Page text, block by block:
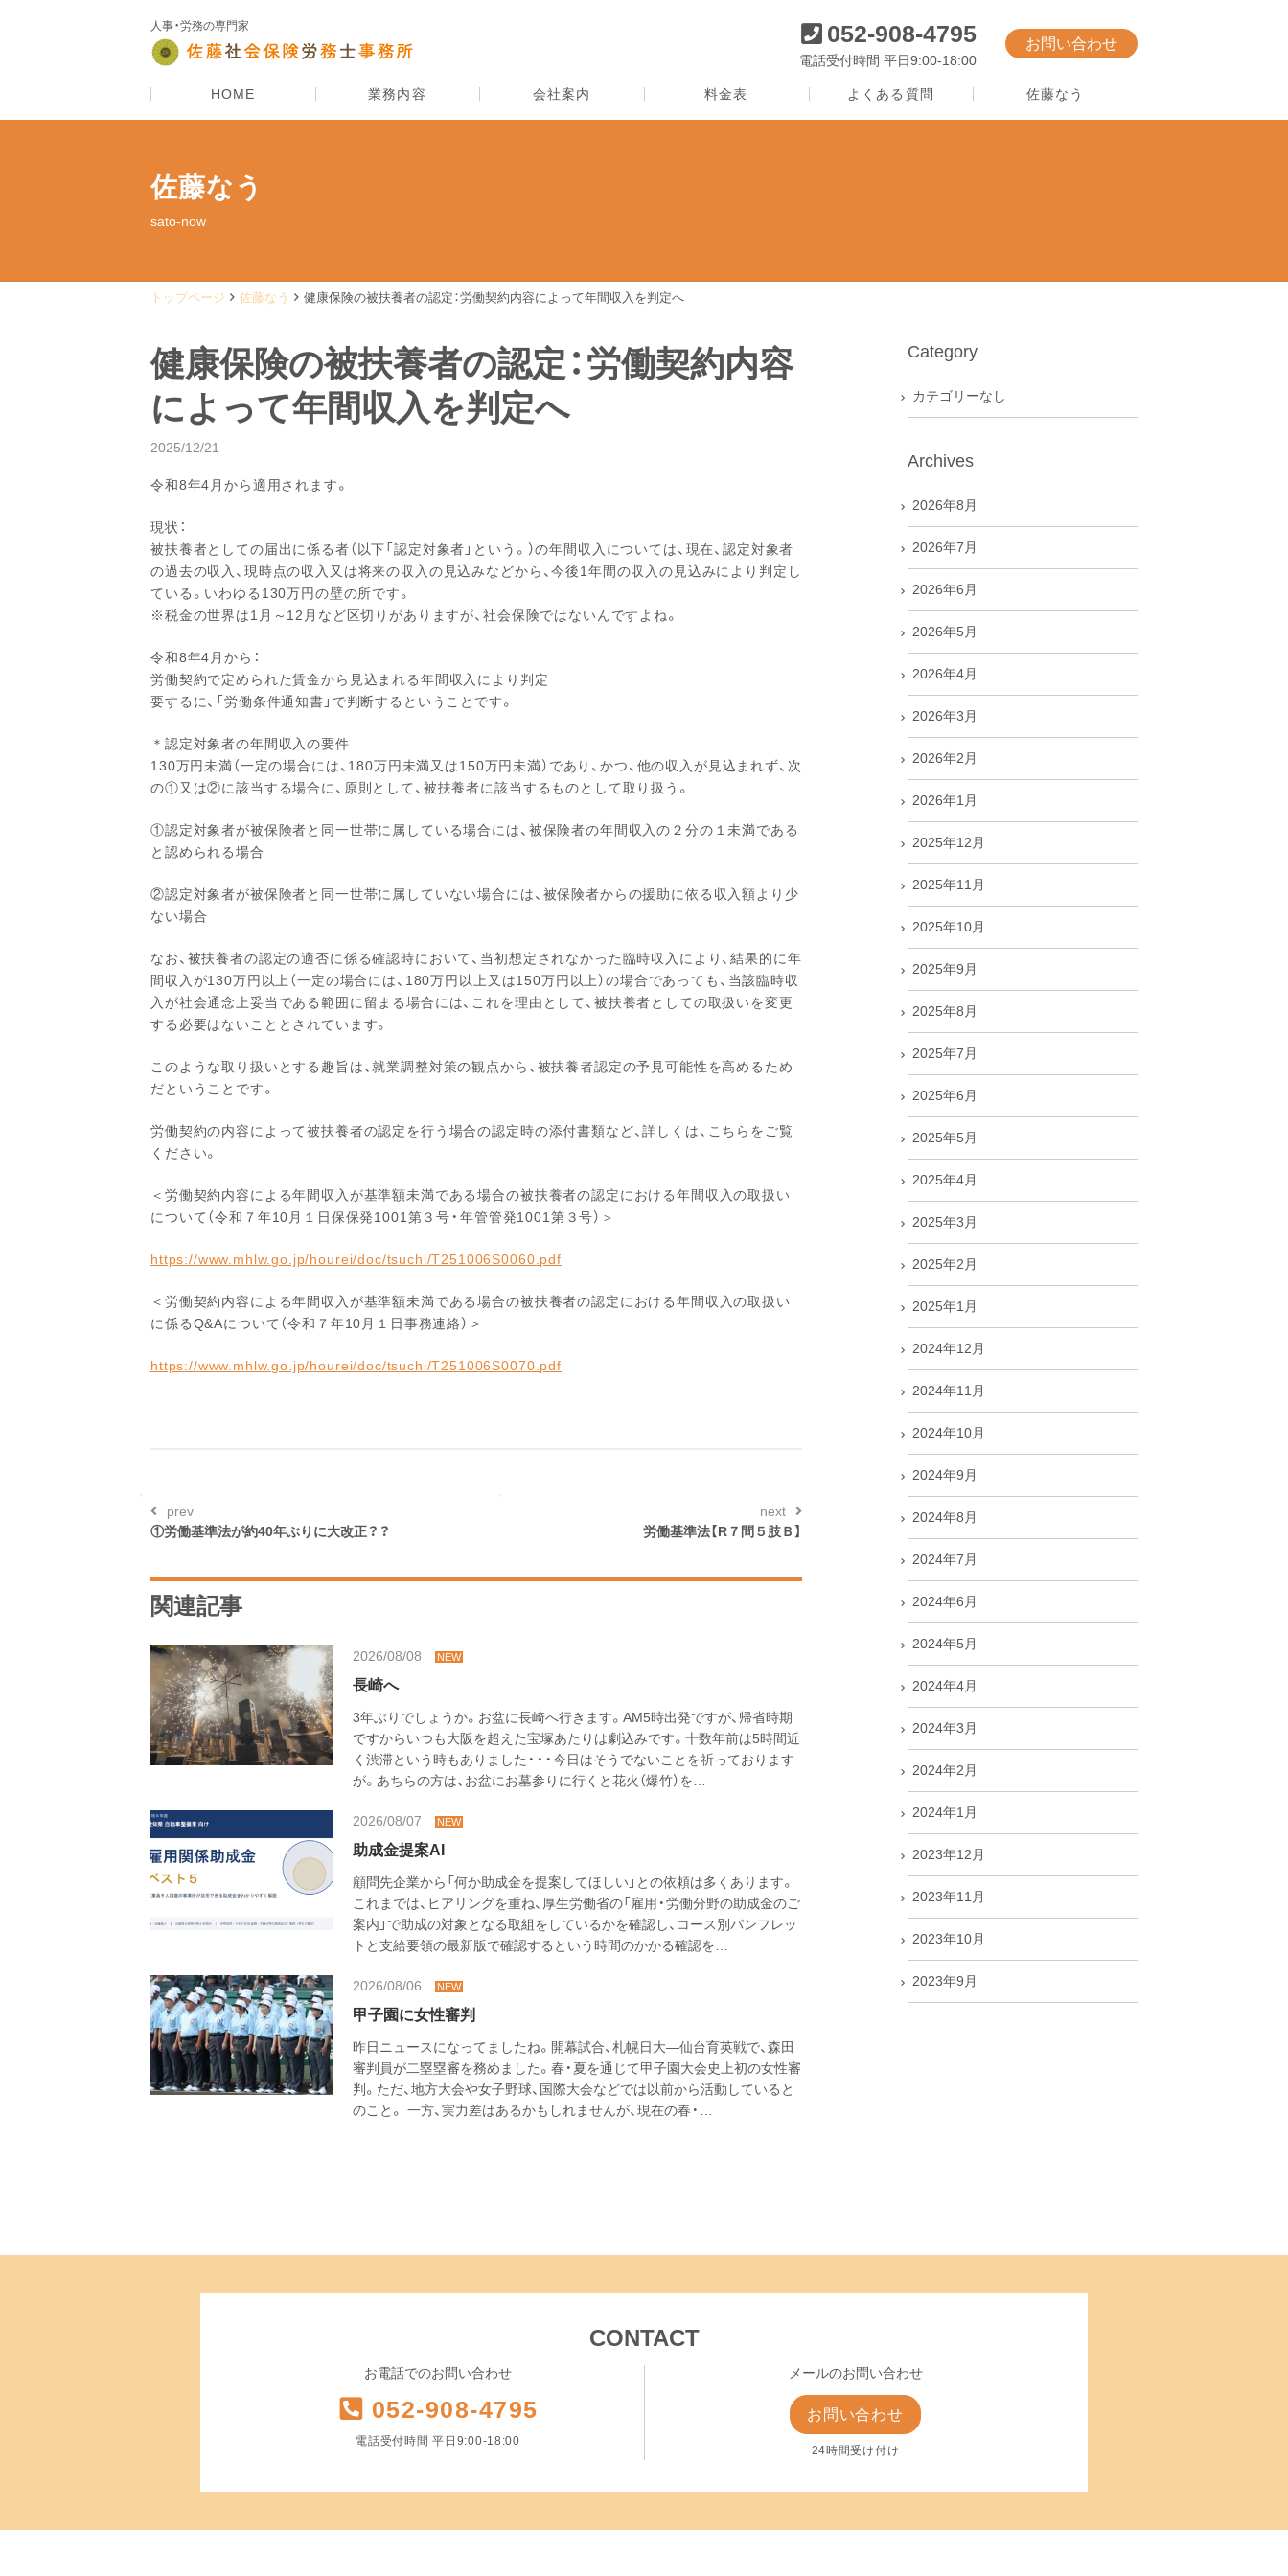
人事・労務の専門家
HOME 業務内容 会社案内 料金表 よくある質問 佐藤なう
052-908-4795
電話受付時間 平日9:00-18:00
お問い合わせ
佐藤なう
sato-now
トップページ 佐藤なう 健康保険の被扶養者の認定：労働契約内容によって年間収入を判定へ
健康保険の被扶養者の認定：労働契約内容
によって年間収入を判定へ
2025/12/21
令和8年4月から適用されます。
現状：
被扶養者としての届出に係る者（以下「認定対象者」という。）の年間収入については、現在、認定対象者
の過去の収入、現時点の収入又は将来の収入の見込みなどから、今後1年間の収入の見込みにより判定し
ている。いわゆる130万円の壁の所です。
※税金の世界は1月～12月など区切りがありますが、社会保険ではないんですよね。
令和8年4月から：
労働契約で定められた賃金から見込まれる年間収入により判定
要するに、「労働条件通知書」で判断するということです。
＊認定対象者の年間収入の要件
130万円未満（一定の場合には、180万円未満又は150万円未満）であり、かつ、他の収入が見込まれず、次
の①又は②に該当する場合に、原則として、被扶養者に該当するものとして取り扱う。
①認定対象者が被保険者と同一世帯に属している場合には、被保険者の年間収入の２分の１未満である
と認められる場合
②認定対象者が被保険者と同一世帯に属していない場合には、被保険者からの援助に依る収入額より少
ない場合
なお、被扶養者の認定の適否に係る確認時において、当初想定されなかった臨時収入により、結果的に年
間収入が130万円以上（一定の場合には、180万円以上又は150万円以上）の場合であっても、当該臨時収
入が社会通念上妥当である範囲に留まる場合には、これを理由として、被扶養者としての取扱いを変更
する必要はないこととされています。
このような取り扱いとする趣旨は、就業調整対策の観点から、被扶養者認定の予見可能性を高めるため
だということです。
労働契約の内容によって被扶養者の認定を行う場合の認定時の添付書類など、詳しくは、こちらをご覧
ください。
＜労働契約内容による年間収入が基準額未満である場合の被扶養者の認定における年間収入の取扱い
について（令和７年10月１日保保発1001第３号・年管管発1001第３号）＞
https://www.mhlw.go.jp/hourei/doc/tsuchi/T251006S0060.pdf
＜労働契約内容による年間収入が基準額未満である場合の被扶養者の認定における年間収入の取扱い
に係るQ&Aについて（令和７年10月１日事務連絡）＞
https://www.mhlw.go.jp/hourei/doc/tsuchi/T251006S0070.pdf
prev
①労働基準法が約40年ぶりに大改正？？
next
労働基準法【R７問５肢Ｂ】
関連記事
2026/08/08
長崎へ
3年ぶりでしょうか。お盆に長崎へ行きます。AM5時出発ですが、帰省時期
ですからいつも大阪を超えた宝塚あたりは劇込みです。十数年前は5時間近
く渋滞という時もありました・・・今日はそうでないことを祈っております
が。あちらの方は、お盆にお墓参りに行くと花火（爆竹）を…
2026/08/07
助成金提案AI
顧問先企業から「何か助成金を提案してほしい」との依頼は多くあります。
これまでは、ヒアリングを重ね、厚生労働省の「雇用・労働分野の助成金のご
案内」で助成の対象となる取組をしているかを確認し、コース別パンフレッ
トと支給要領の最新版で確認するという時間のかかる確認を…
2026/08/06
甲子園に女性審判
昨日ニュースになってましたね。開幕試合、札幌日大―仙台育英戦で、森田
審判員が二塁塁審を務めました。春・夏を通じて甲子園大会史上初の女性審
判。ただ、地方大会や女子野球、国際大会などでは以前から活動していると
のこと。 一方、実力差はあるかもしれませんが、現在の春・…
Category
カテゴリーなし
Archives
2026年8月
2026年7月
2026年6月
2026年5月
2026年4月
2026年3月
2026年2月
2026年1月
2025年12月
2025年11月
2025年10月
2025年9月
2025年8月
2025年7月
2025年6月
2025年5月
2025年4月
2025年3月
2025年2月
2025年1月
2024年12月
2024年11月
2024年10月
2024年9月
2024年8月
2024年7月
2024年6月
2024年5月
2024年4月
2024年3月
2024年2月
2024年1月
2023年12月
2023年11月
2023年10月
2023年9月
CONTACT
お電話でのお問い合わせ
052-908-4795
電話受付時間 平日9:00-18:00
メールのお問い合わせ
お問い合わせ
24時間受け付け